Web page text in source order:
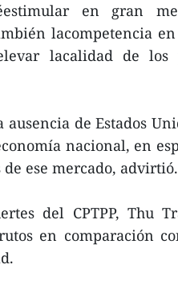
en gran
lacompetencia
lacalidad de los
de Estados
nacional, en
ese mercado, advirtió.
del CPTPP, Thu
en comparación